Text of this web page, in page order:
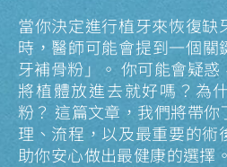
當你決定進行植牙來恢復缺
時，醫師可能會提到一個
牙補骨粉」。 你可能會疑
將植體放進去就好嗎？為
粉？ 這篇文章，我們將帶你
理、流程，以及最重要的術
助你安心做出最健康的選擇。